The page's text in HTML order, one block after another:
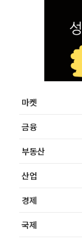
마켓
금융
부동산
산업
경제
국제